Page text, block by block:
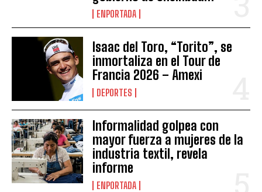
ENPORTADA
Isaac del Toro, “Torito”, se
inmortaliza en el Tour de
Francia 2026 – Amexi
DEPORTES
Informalidad golpea con
mayor fuerza a mujeres de la
industria textil, revela
informe
ENPORTADA